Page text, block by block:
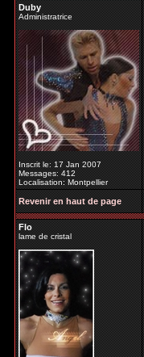
Duby
Administratrice
Inscrit le: 17 Jan 2007
Messages: 412
Localisation: Montpellier
Revenir en haut de page
Flo
lame de cristal